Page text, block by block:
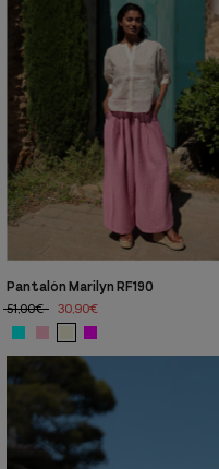
Pantalón Marilyn RF190
51,00€
30,90€